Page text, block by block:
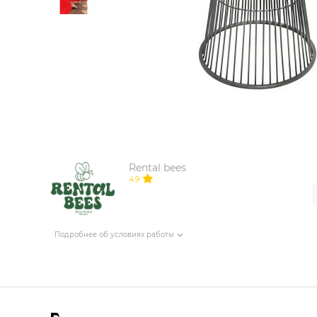
ИЗДЕЛИЯ ДЛЯ КОМФОРТА
ТЕХНИЧЕСКОЕ ОБОРУДОВАНИЕ
Rental bees
4.9
Подробнее об условиях работы